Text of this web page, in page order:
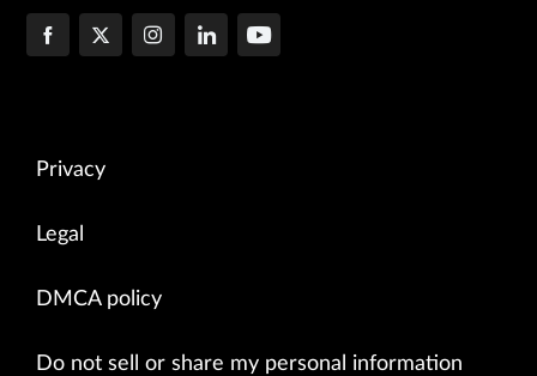
Privacy
Legal
DMCA policy
Do not sell or share my personal information